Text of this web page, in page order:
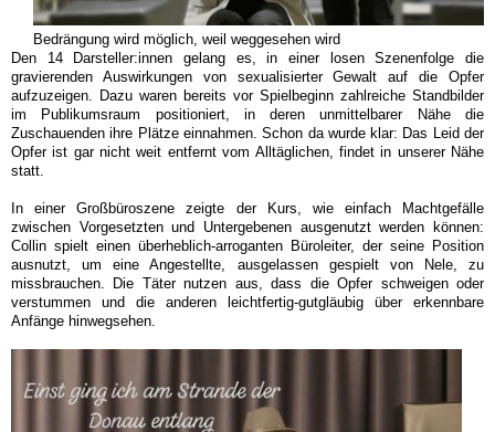
Bedrängung wird möglich, weil weggesehen wird
Den 14 Darsteller:innen gelang es, in einer losen Szenenfolge die
gravierenden Auswirkungen von sexualisierter Gewalt auf die Opfer
aufzuzeigen. Dazu waren bereits vor Spielbeginn zahlreiche Standbilder
im Publikumsraum positioniert, in deren unmittelbarer Nähe die
Zuschauenden ihre Plätze einnahmen. Schon da wurde klar: Das Leid der
Opfer ist gar nicht weit entfernt vom Alltäglichen, findet in unserer Nähe
statt.
In einer Großbüroszene zeigte der Kurs, wie einfach Machtgefälle
zwischen Vorgesetzten und Untergebenen ausgenutzt werden können:
Collin spielt einen überheblich-arroganten Büroleiter, der seine Position
ausnutzt, um eine Angestellte, ausgelassen gespielt von Nele, zu
missbrauchen. Die Täter nutzen aus, dass die Opfer schweigen oder
verstummen und die anderen leichtfertig-gutgläubig über erkennbare
Anfänge hinwegsehen.